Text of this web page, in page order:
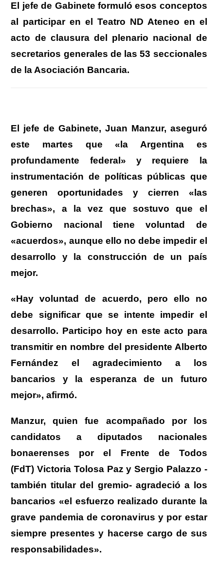
at
s
A
p
p
e
gr
a
m
c
e
b
o
o
ss
e
n
g
er
e
sk
y
ail t
m
p
ar
tir
El jefe de Gabinete formuló esos conceptos
al participar en el Teatro ND Ateneo en el
acto de clausura del plenario nacional de
secretarios generales de las 53 seccionales
de la Asociación Bancaria.
El jefe de Gabinete, Juan Manzur, aseguró
este martes que «la Argentina es
profundamente federal» y requiere la
instrumentación de políticas públicas que
generen oportunidades y cierren «las
brechas», a la vez que sostuvo que el
Gobierno nacional tiene voluntad de
«acuerdos», aunque ello no debe impedir el
desarrollo y la construcción de un país
mejor.
«Hay voluntad de acuerdo, pero ello no
debe significar que se intente impedir el
desarrollo. Participo hoy en este acto para
transmitir en nombre del presidente Alberto
Fernández el agradecimiento a los
bancarios y la esperanza de un futuro
mejor», afirmó.
Manzur, quien fue acompañado por los
candidatos a diputados nacionales
bonaerenses por el Frente de Todos
(FdT) Victoria Tolosa Paz y Sergio Palazzo -
también titular del gremio- agradeció a los
bancarios «el esfuerzo realizado durante la
grave pandemia de coronavirus y por estar
siempre presentes y hacerse cargo de sus
responsabilidades».